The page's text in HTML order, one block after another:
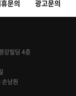
문의 광고문의
강빌딩 4층
손남원